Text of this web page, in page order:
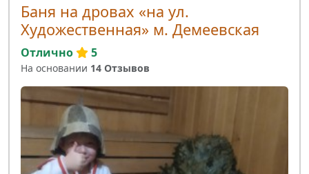
Баня на дровах «на ул.
Художественная» м. Демеевская
Отлично 5
На основании 14 Отзывов